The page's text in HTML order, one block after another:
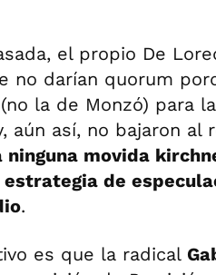
el propio De
no darían quorum
la de Monzó) para
aún así, no bajaron al
ninguna movida
estrategia de
.
es que la radical